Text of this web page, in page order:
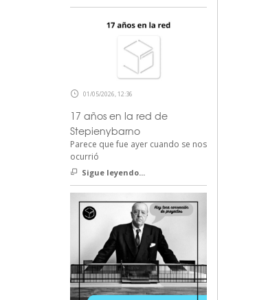
01/05/2026, 12:36
17 años en la red de
Stepienybarno
Parece que fue ayer cuando se nos
ocurrió
Sigue leyendo...